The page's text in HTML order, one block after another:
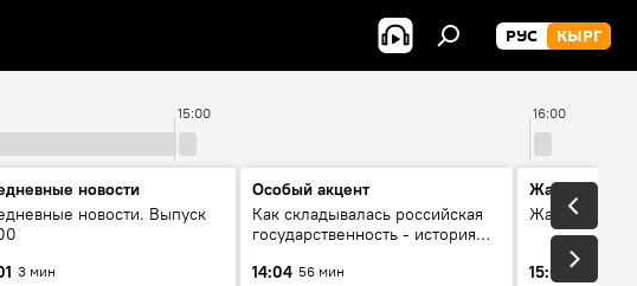
РУС КЫРГ
15:00 16:00
новости
новости. Выпуск
3 мин
Особый акцент
Как складывалась российская
государственность - история
глазами аналитиков
14:04 56 мин
Жаңылыктар
15:01 3 мин